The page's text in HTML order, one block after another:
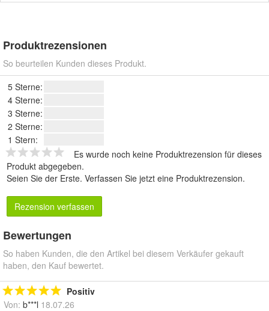
Produktrezensionen
So beurteilen Kunden dieses Produkt.
5 Sterne:
4 Sterne:
3 Sterne:
2 Sterne:
1 Stern:
Es wurde noch keine Produktrezension für dieses
Produkt abgegeben.
Seien Sie der Erste. Verfassen Sie jetzt eine Produktrezension.
Rezension verfassen
Bewertungen
So haben Kunden, die den Artikel bei diesem Verkäufer gekauft
haben, den Kauf bewertet.
Positiv
Von: b***l 18.07.26